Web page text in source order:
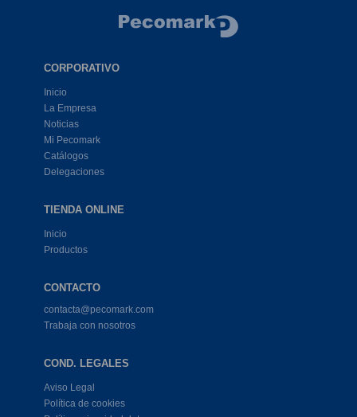
CORPORATIVO
Inicio
La Empresa
Noticias
Mi Pecomark
Catálogos
Delegaciones
TIENDA ONLINE
Inicio
Productos
CONTACTO
contacta@pecomark.com
Trabaja con nosotros
COND. LEGALES
Aviso Legal
Política de cookies